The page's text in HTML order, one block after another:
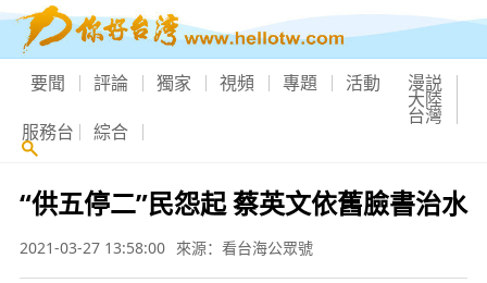
要聞 評論 獨家 視頻 專題 活動 漫説
大陸
台灣
服務台 綜合
“供五停二”民怨起 蔡英文依舊臉書治水
2021-03-27 13:58:00 來源：看台海公眾號